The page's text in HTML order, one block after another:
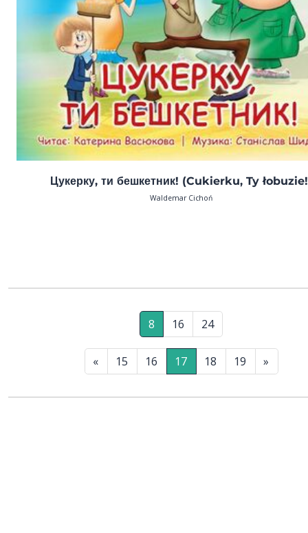
Цукерку, ти бешкетник! (Cukierku, Ty
Waldemar Cichoń
8 16 24
« 15 16 17 18 19 »